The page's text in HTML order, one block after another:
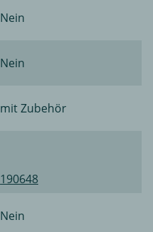
Nein
Nein
mit Zubehör
190648
Nein